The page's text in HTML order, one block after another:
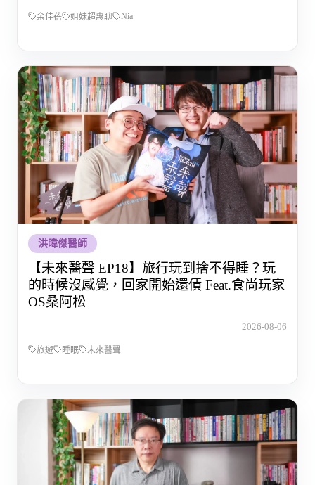
余佳蓓 姐妹超惠聊 Nia
洪暐傑醫師
【未來醫聲 EP18】旅行玩到捨不得睡？玩
的時候沒感覺，回家開始還債 Feat.食尚玩家
OS桑阿松
2026-08-06
旅遊 睡眠 未來醫聲